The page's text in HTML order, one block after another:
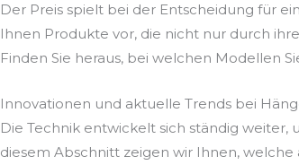
Der Preis spielt bei der Entscheidung für
Ihnen Produkte vor, die nicht nur durch
Finden Sie heraus, bei welchen Modellen
Innovationen und aktuelle Trends bei
Die Technik entwickelt sich ständig
diesem Abschnitt zeigen wir Ihnen,